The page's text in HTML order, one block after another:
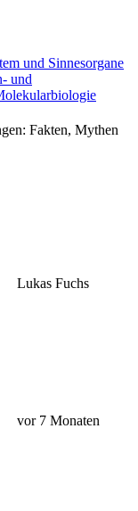
und Sinnesorgane
und
Fakten, Mythen
Lukas Fuchs
vor 7 Monaten